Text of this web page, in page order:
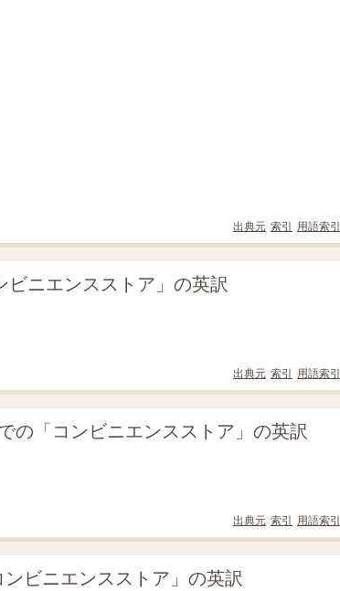
出典元 索引 用語索引
ニエンスストア」の英訳
出典元 索引 用語索引
の「コンビニエンスストア」の英訳
出典元 索引 用語索引
ビニエンスストア」の英訳